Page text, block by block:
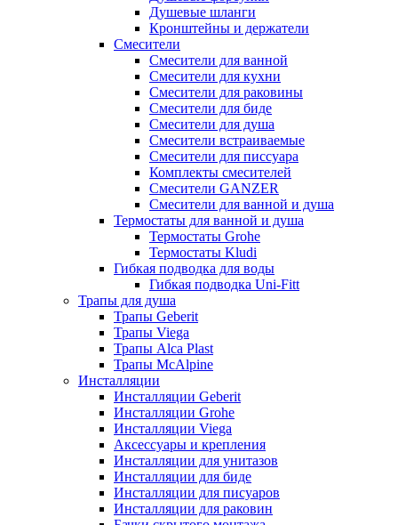
Душевые шланги
Кронштейны и держатели
Смесители
Смесители для ванной
Смесители для кухни
Смесители для раковины
Смесители для биде
Смесители для душа
Смесители встраиваемые
Смесители для писсуара
Комплекты смесителей
Смесители GANZER
Смесители для ванной и душа
Термостаты для ванной и душа
Термостаты Grohe
Термостаты Kludi
Гибкая подводка для воды
Гибкая подводка Uni-Fitt
Трапы для душа
Трапы Geberit
Трапы Viega
Трапы Alca Plast
Трапы McAlpine
Инсталляции
Инсталляции Geberit
Инсталляции Grohe
Инсталляции Viega
Аксессуары и крепления
Инсталляции для унитазов
Инсталляции для биде
Инсталляции для писуаров
Инсталляции для раковин